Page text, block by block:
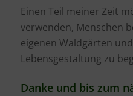
Einen Teil meiner Zeit
verwenden, Menschen
eigenen Waldgärten
Lebensgestaltung zu
Danke und bis zum